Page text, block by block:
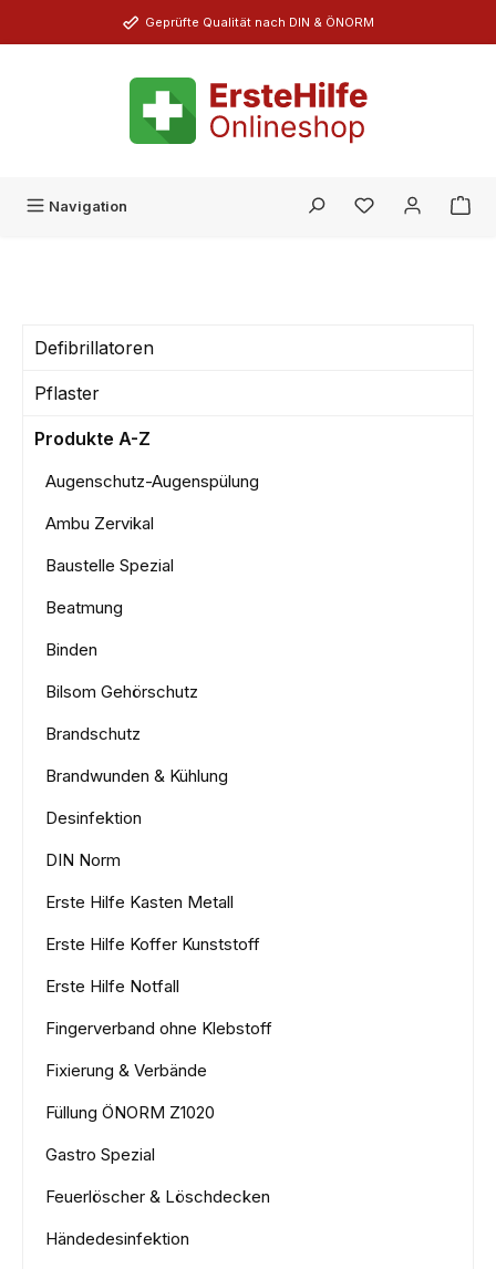
Zum Hauptinhalt springenGeprüfte Qualität nach DIN & ÖNORM
Navigation Du hast 0
Defibrillatoren
Pflaster
Produkte A-Z
Augenschutz-Augenspülung
Ambu Zervikal
Baustelle Spezial
Beatmung
Binden
Bilsom Gehörschutz
Brandschutz
Brandwunden & Kühlung
Desinfektion
DIN Norm
Erste Hilfe Kasten Metall
Erste Hilfe Koffer Kunststoff
Erste Hilfe Notfall
Fingerverband ohne Klebstoff
Fixierung & Verbände
Füllung ÖNORM Z1020
Gastro Spezial
Feuerlöscher & Löschdecken
Händedesinfektion